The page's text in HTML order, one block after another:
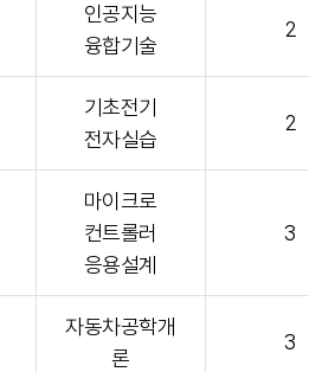
인공지능
융합기술
2
기초전기
전자실습
2
마이크로
컨트롤러
응용설계
3
자동차공학개
론
3